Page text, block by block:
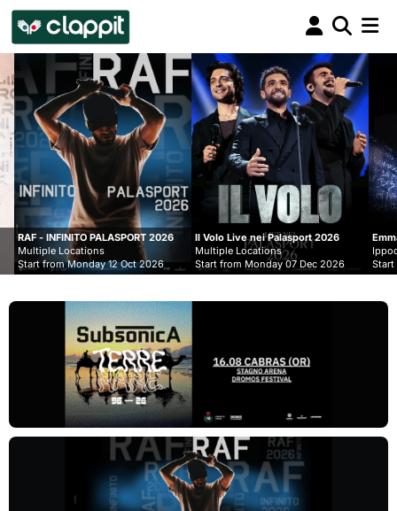
Clappit
biglietteria
2026
Oct 2026
Il Volo Live nei Palasport 2026
Multiple Locations
Start from Monday 07 Dec 2026
Emma
Ippodromo Snai - San Siro
Start from Wednesday 09